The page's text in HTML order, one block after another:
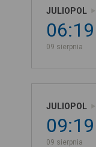
JULIOPOL
06:19
09 sierpnia
JULIOPOL
09:19
09 sierpnia